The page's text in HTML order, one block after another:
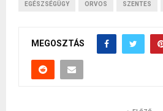
EGÉSZSÉGÜGY ORVOS SZENTES
MEGOSZTÁS